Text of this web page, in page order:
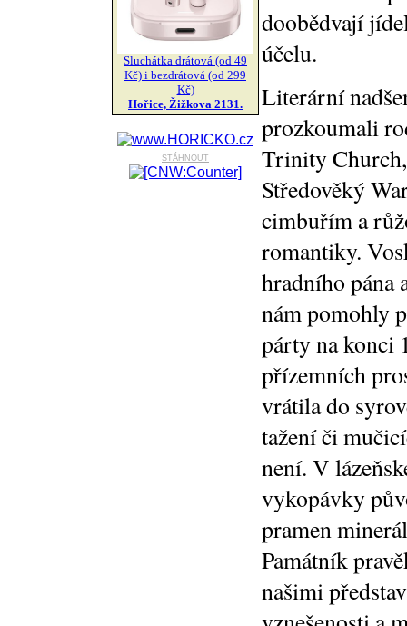
Sluchátka drátová (od 49
Kč) i bezdrátová (od 299
Kč)
Hořice, Žižkova 2131.
stáhnout
doobědvají
účelu.
Literární
prozkoumali
Trinity
Středověký
cimbuřím a
romantiky.
hradního pána
nám pomohly
párty na konci
přízemních
vrátila do
tažení či
není. V
vykopávky
pramen
Památník
našimi